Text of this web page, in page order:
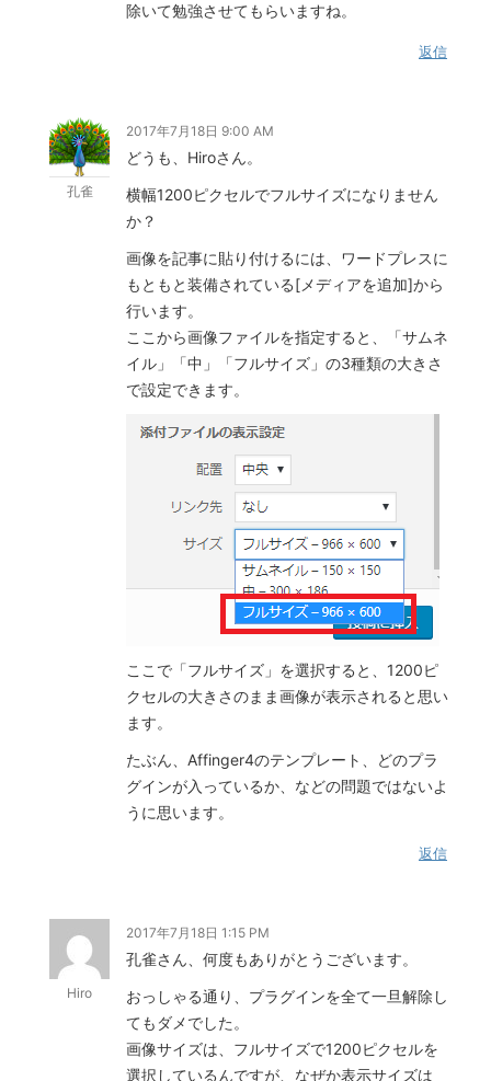
除いて勉強させてもらいますね。
返信
孔雀
2017年7月18日 9:00 AM
どうも、Hiroさん。
横幅1200ピクセルでフルサイズになりません
か？
画像を記事に貼り付けるには、ワードプレスに
もともと装備されている[メディアを追加]から
行います。
ここから画像ファイルを指定すると、「サムネ
イル」「中」「フルサイズ」の3種類の大きさ
で設定できます。
ここで「フルサイズ」を選択すると、1200ピ
クセルの大きさのまま画像が表示されると思い
ます。
たぶん、Affinger4のテンプレート、どのプラ
グインが入っているか、などの問題ではないよ
うに思います。
返信
Hiro
2017年7月18日 1:15 PM
孔雀さん、何度もありがとうございます。
おっしゃる通り、プラグインを全て一旦解除し
てもダメでした。
画像サイズは、フルサイズで1200ピクセルを
選択しているんですが、なぜか表示サイズは